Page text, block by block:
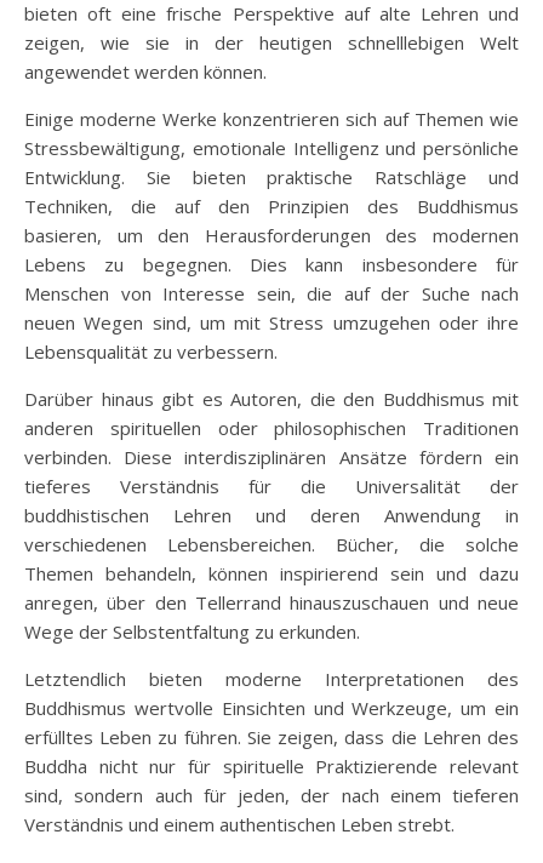
bieten oft eine frische Perspektive auf alte Lehren und
zeigen, wie sie in der heutigen schnelllebigen Welt
angewendet werden können.
Einige moderne Werke konzentrieren sich auf Themen wie
Stressbewältigung, emotionale Intelligenz und persönliche
Entwicklung. Sie bieten praktische Ratschläge und
Techniken, die auf den Prinzipien des Buddhismus
basieren, um den Herausforderungen des modernen
Lebens zu begegnen. Dies kann insbesondere für
Menschen von Interesse sein, die auf der Suche nach
neuen Wegen sind, um mit Stress umzugehen oder ihre
Lebensqualität zu verbessern.
Darüber hinaus gibt es Autoren, die den Buddhismus mit
anderen spirituellen oder philosophischen Traditionen
verbinden. Diese interdisziplinären Ansätze fördern ein
tieferes Verständnis für die Universalität der
buddhistischen Lehren und deren Anwendung in
verschiedenen Lebensbereichen. Bücher, die solche
Themen behandeln, können inspirierend sein und dazu
anregen, über den Tellerrand hinauszuschauen und neue
Wege der Selbstentfaltung zu erkunden.
Letztendlich bieten moderne Interpretationen des
Buddhismus wertvolle Einsichten und Werkzeuge, um ein
erfülltes Leben zu führen. Sie zeigen, dass die Lehren des
Buddha nicht nur für spirituelle Praktizierende relevant
sind, sondern auch für jeden, der nach einem tieferen
Verständnis und einem authentischen Leben strebt.